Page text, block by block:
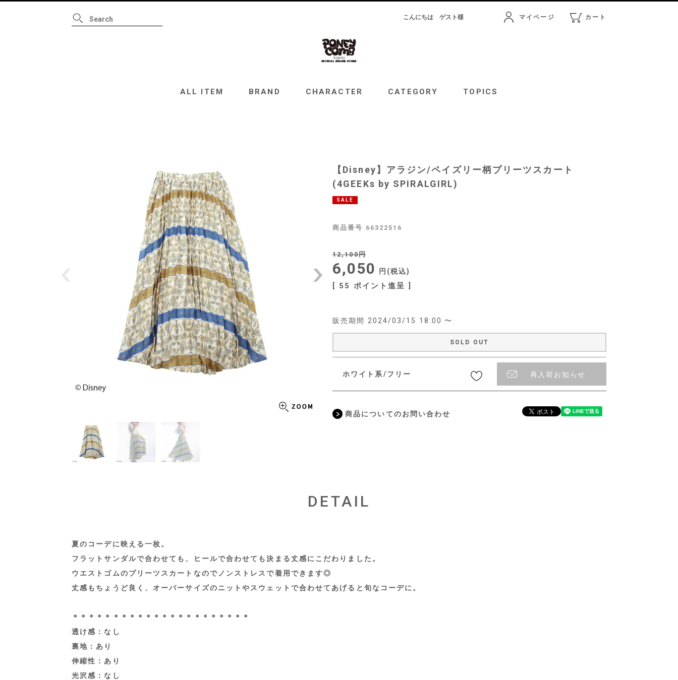
こんにちはゲスト様 マイページ カート
ALL ITEM BRAND CHARACTER CATEGORY TOPICS
ALL ITEM
【Disney】アラジン/ペイズリー柄プリーツスカート
(4GEEKs by SPIRALGIRL)
SALE
商品番号 66322516
12,100
6,050 税込
[ 55 ポイント進呈 ]
販売期間 2024/03/15 18:00 〜
SOLD OUT
ホワイト系/フリー 再入荷お知らせ
商品についてのお問い合わせ
DETAIL
夏のコーデに映える一枚。
フラットサンダルで合わせても、ヒールで合わせても決まる丈感にこだわりました。
ウエストゴムのプリーツスカートなのでノンストレスで着用できます◎
丈感もちょうど良く、オーバーサイズのニットやスウェットで合わせてあげると旬なコーデに。
＊＊＊＊＊＊＊＊＊＊＊＊＊＊＊＊＊＊＊＊＊＊
透け感：なし
裏地：あり
伸縮性：あり
光沢感：なし